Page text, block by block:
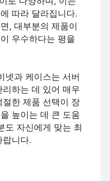
따라 달라집니다.
, 대부분의 제품이
우수하다는 평을
넷과 케이스는 서버
하는 데 있어 매우
한 제품 선택이 장
높이는 데 큰 도움
도 자신에게 맞는 최
랍니다.